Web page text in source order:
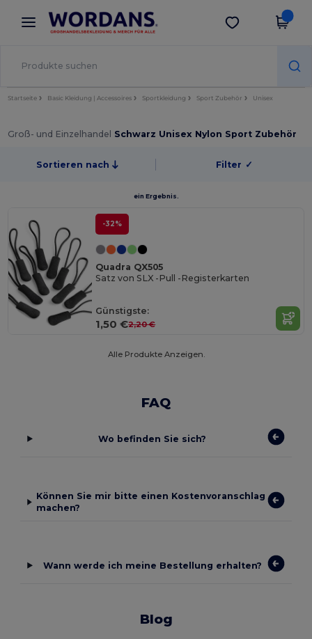
× Wordans App
Bessere Preise in der App!
App holen
Startseite Basic Kleidung | Accessoires Sportkleidung Sport Zubehör Unisex
Groß- und Einzelhandel Schwarz Unisex Nylon Sport Zubehör
Sortieren nach Filter ✓
ein Ergebnis.
-32%
Quadra QX505
Satz von SLX -Pull -Registerkarten
Günstigste:
1,50 €2,20 €
Alle Produkte Anzeigen.
FAQ
Wo befinden Sie sich?
Können Sie mir bitte einen Kostenvoranschlag
machen?
Wann werde ich meine Bestellung erhalten?
Blog